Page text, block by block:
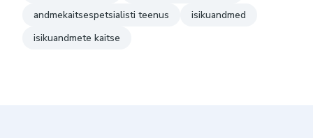
andmekaitsespetsialisti teenus
isikuandmed
isikuandmete kaitse